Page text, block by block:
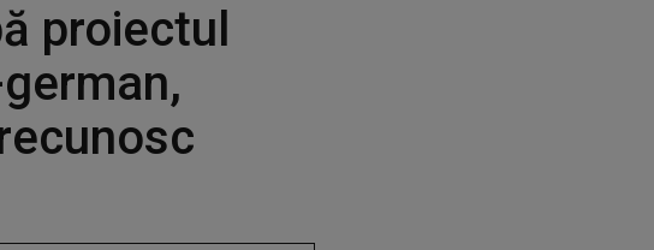
proiectul